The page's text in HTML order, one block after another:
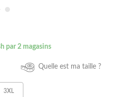
par 2 magasins
Quelle est ma taille ?
3XL